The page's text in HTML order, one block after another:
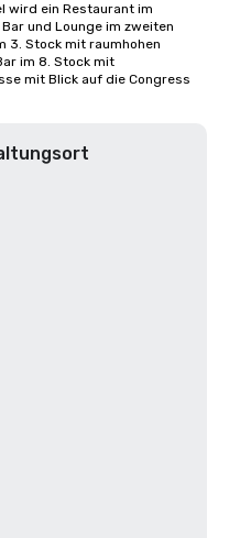
wird ein Restaurant im
und Lounge im zweiten
3. Stock mit raumhohen
im 8. Stock mit
mit Blick auf die Congress